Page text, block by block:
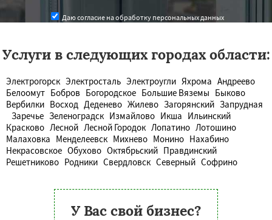
Даю согласие на обработку персональных данных
Услуги в следующих городах области:
Электрогорск Электросталь Электроугли Яхрома Андреево
Белоомут Бобров Богородское Большие Вяземы Быково
Вербилки Восход Деденево Жилево Загорянский Запрудная
Заречье Зеленоградск Измайлово Икша Ильинский
Красково Лесной Лесной Городок Лопатино Лотошино
Малаховка Менделеевск Михнево Монино Нахабино
Некрасовское Обухово Октябрьский Правдинский
Решетниково Родники Свердловск Северный Софрино
У Вас свой бизнес?